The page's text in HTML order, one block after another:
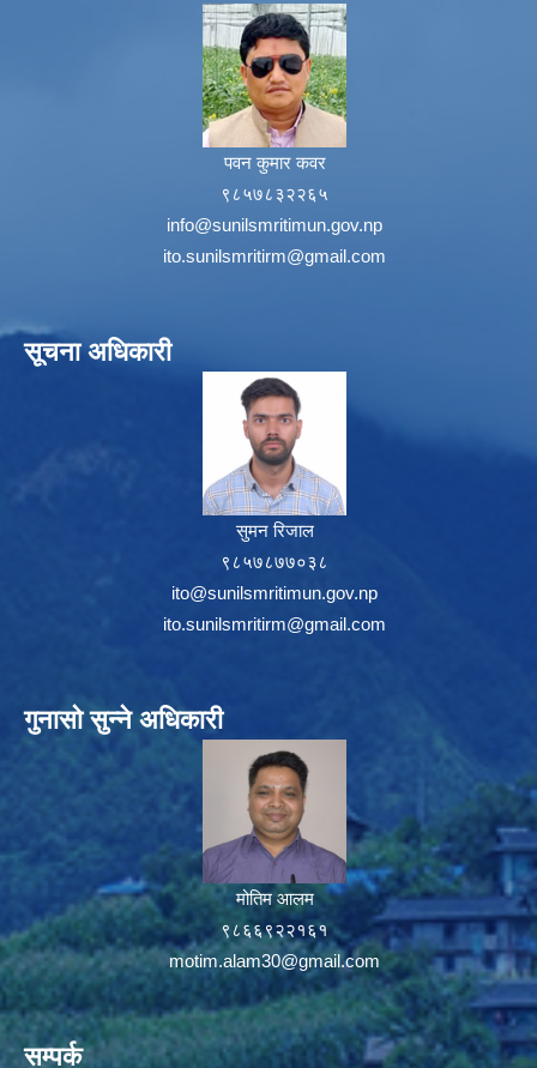
पवन कुमार कवर
९८५७८३२२६५
info@sunilsmritimun.gov.np
ito.sunilsmritirm@gmail.com
सूचना अधिकारी
सुमन रिजाल
९८५७८७७०३८
ito@sunilsmritimun.gov.np
ito.sunilsmritirm@gmail.com
गुनासो सुन्ने अधिकारी
मोतिम आलम
९८६६९२२१६१
motim.alam30@gmail.com
सम्पर्क